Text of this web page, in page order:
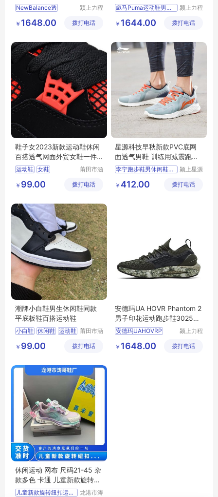
MS1300TE
NewBalance透
颍上力程
有限公司
￥ 1648.00 拨打电话
JX306725
彪马Puma运动鞋男赛车
颍上力程
有限公司
￥ 1644.00 拨打电话
鞋子女2023新款运动鞋休闲
百搭透气网面外贸女鞋一件
代发
运动鞋 女鞋
莆田市涵
贸易有限
￥ 99.00 拨打电话
星源科技早秋新款PVC底网
面透气男鞋 训练用减震跑鞋
人造草地适用
李宁跑步鞋男休闲鞋早秋新
颍上星源
有限公司
￥ 412.00 拨打电话
潮牌小白鞋男生休闲鞋同款
平底板鞋百搭运动鞋
小白鞋 休闲鞋 运动鞋 莆田市涵
贸易有限
￥ 99.00 拨打电话
安德玛UA HOVR Phantom 2
男子印花运动跑步鞋302535
0
安德玛UAHOVRP
颍上力程
有限公司
￥ 1648.00 拨打电话
休闲运动 网布 尺码21-45 杂
款多色 卡通 儿童新款旋转纽
扣运动鞋
儿童新款旋转纽扣运动鞋
龙港市涛